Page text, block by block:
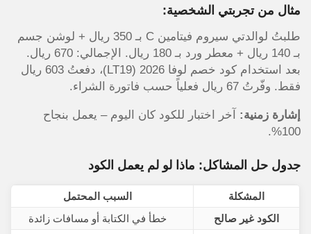
مثال من تجربتي الشخصية:
طلبتُ لوالدتي سيروم فيتامين C بـ 350 ريال + لوشن جسم
بـ 140 ريال + معطر ورد بـ 180 ريال. الإجمالي: 670 ريال.
بعد استخدام كود خصم لوفا 2026 (LT19)، دفعتُ 603 ريال
فقط. وفّرتُ 67 ريال فعلياً حسب فاتورة الشراء.
إشارة زمنية: آخر اختبار للكود كان اليوم – يعمل بنجاح
100%.
جدول حل المشاكل: ماذا لو لم يعمل الكود
المشكلة
السبب المحتمل
الكود غير صالح
خطأ في الكتابة أو مسافات زائدة